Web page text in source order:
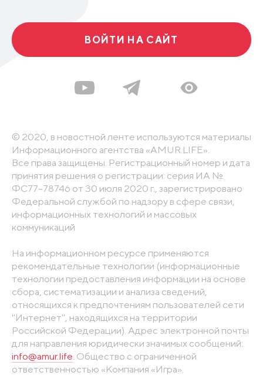
ВОЙТИ НА САЙТ
© 2020, в новостной ленте используются материалы
Информационного агентства «AMUR.LIFE».
Все права защищены. Регистрационный номер и дата
принятия решения о регистрации: серия ИА №
ФС77-78746 от 30 июля 2020 г., зарегистрировано
Федеральной службой по надзору в сфере связи,
информационных технологий и массовых
коммуникаций
На информационном ресурсе применяются
рекомендательные технологии (информационные
технологии предоставления информации на основе
сбора, систематизации и анализа сведений,
относящихся к предпочтениям пользователей сети
"Интернет", находящихся на территории
Российской Федерации). Адрес электронной почты
для направления юридически значимых сообщений:
info@amur.life . Общество с ограниченной
ответственностью «Компания «Игра».